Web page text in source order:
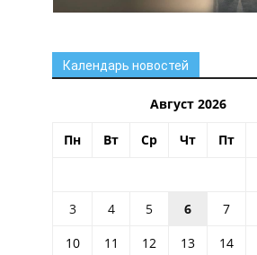
Календарь новостей
Август 2026
Пн Вт Ср Чт Пт
3
4 5 6 7
10
11 12 13 14